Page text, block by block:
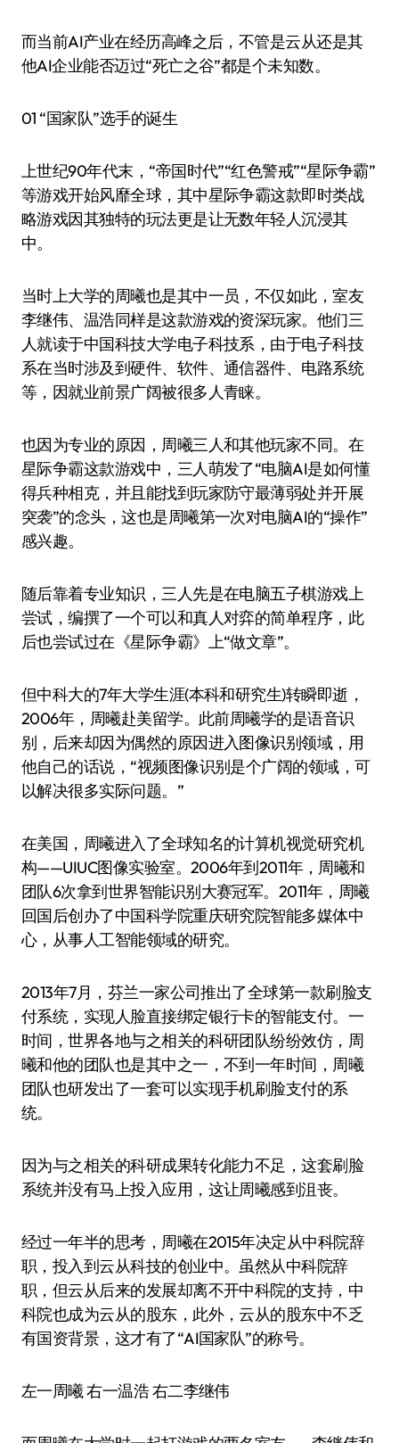
而当前AI产业在经历高峰之后，不管是云从还是其
他AI企业能否迈过“死亡之谷”都是个未知数。
01 “国家队”选手的诞生
上世纪90年代末，“帝国时代”“红色警戒”“星际争霸”
等游戏开始风靡全球，其中星际争霸这款即时类战
略游戏因其独特的玩法更是让无数年轻人沉浸其
中。
当时上大学的周曦也是其中一员，不仅如此，室友
李继伟、温浩同样是这款游戏的资深玩家。他们三
人就读于中国科技大学电子科技系，由于电子科技
系在当时涉及到硬件、软件、通信器件、电路系统
等，因就业前景广阔被很多人青睐。
也因为专业的原因，周曦三人和其他玩家不同。在
星际争霸这款游戏中，三人萌发了“电脑AI是如何懂
得兵种相克，并且能找到玩家防守最薄弱处并开展
突袭”的念头，这也是周曦第一次对电脑AI的“操作”
感兴趣。
随后靠着专业知识，三人先是在电脑五子棋游戏上
尝试，编撰了一个可以和真人对弈的简单程序，此
后也尝试过在《星际争霸》上“做文章”。
但中科大的7年大学生涯(本科和研究生)转瞬即逝，
2006年，周曦赴美留学。此前周曦学的是语音识
别，后来却因为偶然的原因进入图像识别领域，用
他自己的话说，“视频图像识别是个广阔的领域，可
以解决很多实际问题。”
在美国，周曦进入了全球知名的计算机视觉研究机
构——UIUC图像实验室。2006年到2011年，周曦和
团队6次拿到世界智能识别大赛冠军。2011年，周曦
回国后创办了中国科学院重庆研究院智能多媒体中
心，从事人工智能领域的研究。
2013年7月，芬兰一家公司推出了全球第一款刷脸支
付系统，实现人脸直接绑定银行卡的智能支付。一
时间，世界各地与之相关的科研团队纷纷效仿，周
曦和他的团队也是其中之一，不到一年时间，周曦
团队也研发出了一套可以实现手机刷脸支付的系
统。
因为与之相关的科研成果转化能力不足，这套刷脸
系统并没有马上投入应用，这让周曦感到沮丧。
经过一年半的思考，周曦在2015年决定从中科院辞
职，投入到云从科技的创业中。虽然从中科院辞
职，但云从后来的发展却离不开中科院的支持，中
科院也成为云从的股东，此外，云从的股东中不乏
有国资背景，这才有了“AI国家队”的称号。
左一周曦 右一温浩 右二李继伟